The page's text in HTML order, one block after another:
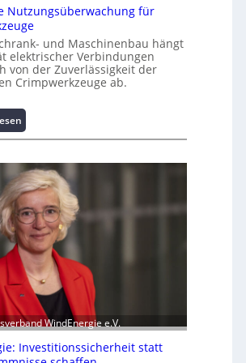
u
m
L
a
s
s
p
i
z
e
n
m
a
n
a
g
e
m
e
n
t
Nutzungsüberwachung für
und Maschinenbau hängt
elektrischer Verbindungen
von der Zuverlässigkeit der
Crimpwerkzeuge ab.
:
I
t
e
l
l
i
g
e
n
t
e
N
u
t
WindEnergie e.V.
Investitionssicherheit statt